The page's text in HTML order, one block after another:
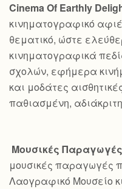
Cinema Of Earthly
κινηματογραφικό
θεματικό, ώστε
κινηματογραφικά
σχολών, εφήμερα
και μοδάτες
παθιασμένη,
Μουσικές Παραγωγές
μουσικές παραγωγές
Λαογραφικό Μουσείο